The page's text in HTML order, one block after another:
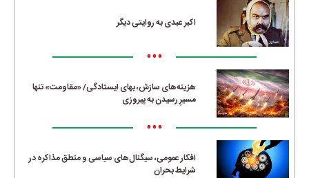
اکبر عبدی به روایتی دیگر
•••
هزینه‌های سازش، بهای ایستادگی/ «مقاومت» تنها
مسیرِ رسیدن به پیروزی
•••
افکار عمومی، سیگنال‌های سیاسی و منطق مذاکره در
شرایط بحران